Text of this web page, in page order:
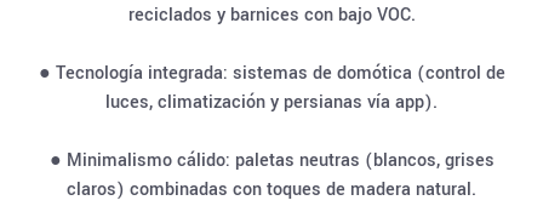
reciclados y barnices con bajo VOC.
● Tecnología integrada: sistemas de domótica (control de
luces, climatización y persianas vía app).
● Minimalismo cálido: paletas neutras (blancos, grises
claros) combinadas con toques de madera natural.